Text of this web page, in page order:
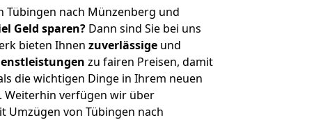
Tübingen nach Münzenberg und
Geld sparen? Dann sind Sie bei uns
bieten Ihnen zuverlässige und
zu fairen Preisen, damit
die wichtigen Dinge in Ihrem neuen
Weiterhin verfügen wir über
Umzügen von Tübingen nach